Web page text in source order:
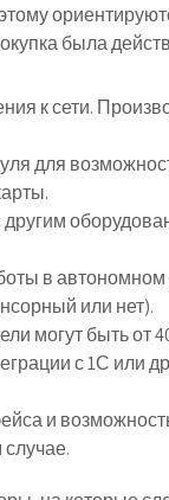
была
к сети.
для
в
или нет).
могут быть от
с 1С или
и
случае.